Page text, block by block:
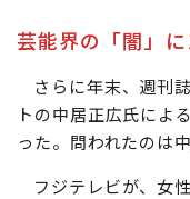
芸能界の「闇」
さらに年末、週刊
トの中居正広氏によ
った。問われたのは
フジテレビが、女